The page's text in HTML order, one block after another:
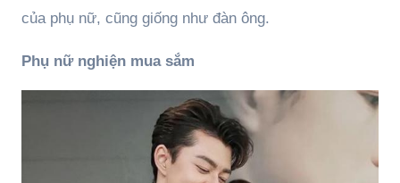
của phụ nữ, cũng giống như đàn ông.
Phụ nữ nghiện mua sắm